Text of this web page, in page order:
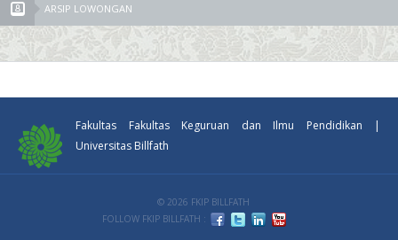
ARSIP LOWONGAN
Fakultas Fakultas Keguruan dan Ilmu Pendidikan |
Universitas Billfath
© 2026 FKIP BILLFATH
FOLLOW FKIP BILLFATH :